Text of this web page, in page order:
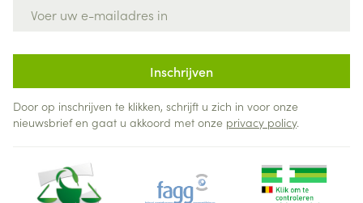
Inschrijven
Door op inschrijven te klikken, schrijft u zich in voor onze
nieuwsbrief en gaat u akkoord met onze privacy policy.